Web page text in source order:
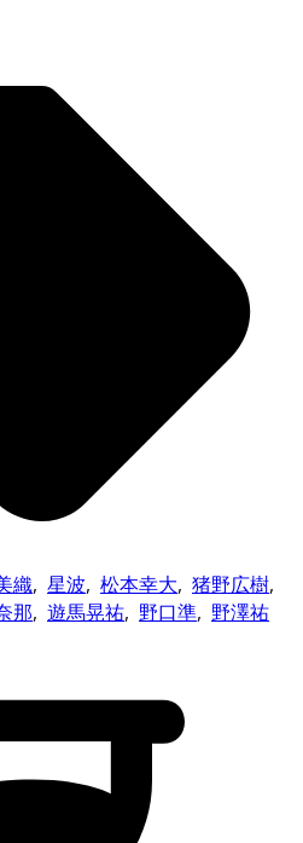
織, 星波, 松本幸大, 猪野広樹,
那, 遊馬晃祐, 野口準, 野澤祐